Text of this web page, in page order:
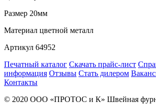
Размер 20мм
Материал цветной металл
Артикул 64952
Печатный каталог Скачать прайс-лист
информация Отзывы Стать дилером
Контакты
© 2020 ООО «ПРОТОС и К» Швейная